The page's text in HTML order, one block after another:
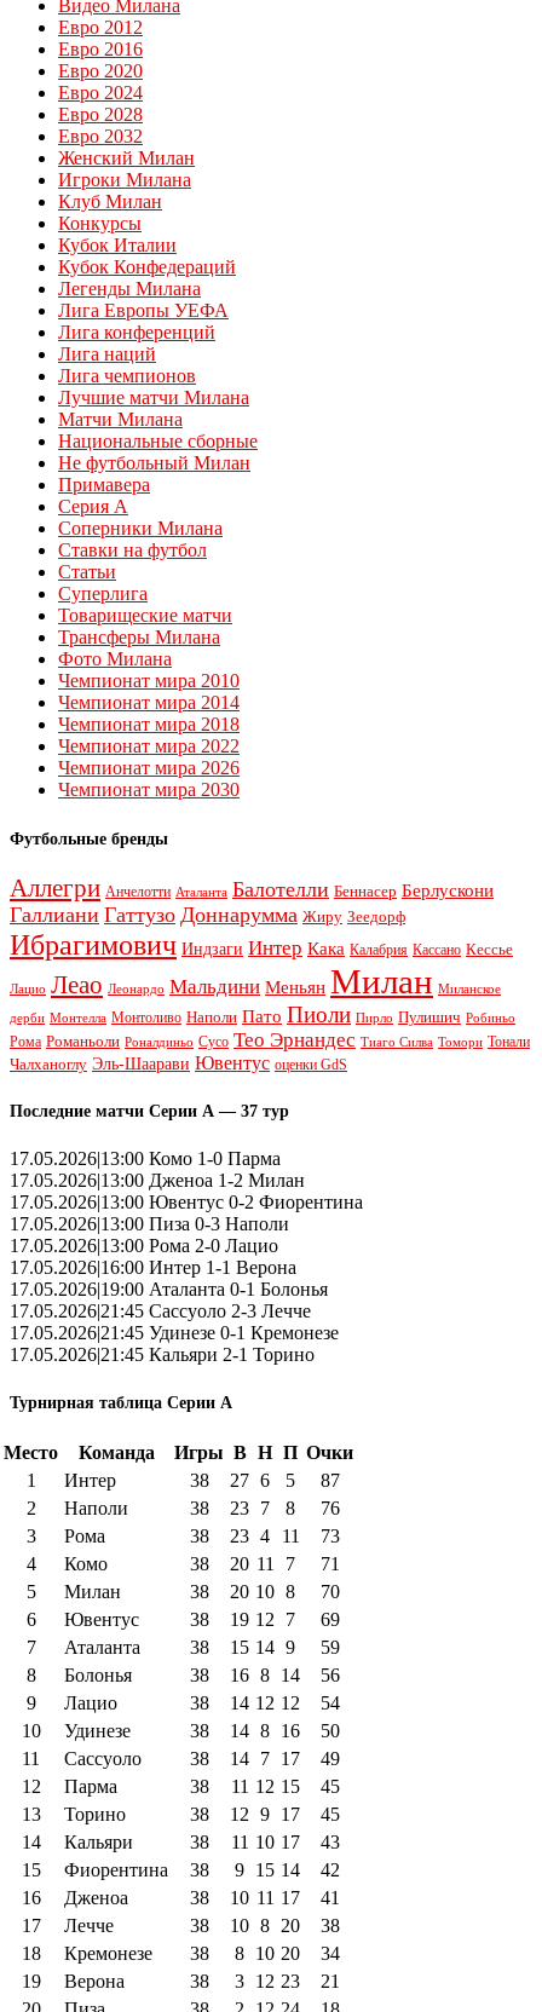
Видео Милана
Евро 2012
Евро 2016
Евро 2020
Евро 2024
Евро 2028
Евро 2032
Женский Милан
Игроки Милана
Клуб Милан
Конкурсы
Кубок Италии
Кубок Конфедераций
Легенды Милана
Лига Европы УЕФА
Лига конференций
Лига наций
Лига чемпионов
Лучшие матчи Милана
Матчи Милана
Национальные сборные
Не футбольный Милан
Примавера
Серия А
Соперники Милана
Ставки на футбол
Статьи
Суперлига
Товарищеские матчи
Трансферы Милана
Фото Милана
Чемпионат мира 2010
Чемпионат мира 2014
Чемпионат мира 2018
Чемпионат мира 2022
Чемпионат мира 2026
Чемпионат мира 2030
Футбольные бренды
Аллегри Анчелотти Аталанта Балотелли Беннасер Берлускони
Галлиани Гаттузо Доннарумма Жиру Зеедорф
Ибрагимович Индзаги Интер Кака Калабрия Кассано Кессье
Лацио Леао Леонардо Мальдини Меньян Милан Миланское
дерби Монтелла Монтоливо Наполи Пато Пиоли Пирло Пулишич Робиньо
Рома Романьоли Роналдиньо Сусо Тео Эрнандес Тиаго Силва Томори Тонали
Чалханоглу Эль-Шаарави Ювентус оценки GdS
Последние матчи Серии А — 37 тур
17.05.2026|13:00 Комо 1-0 Парма
17.05.2026|13:00 Дженоа 1-2 Милан
17.05.2026|13:00 Ювентус 0-2 Фиорентина
17.05.2026|13:00 Пиза 0-3 Наполи
17.05.2026|13:00 Рома 2-0 Лацио
17.05.2026|16:00 Интер 1-1 Верона
17.05.2026|19:00 Аталанта 0-1 Болонья
17.05.2026|21:45 Сассуоло 2-3 Лечче
17.05.2026|21:45 Удинезе 0-1 Кремонезе
17.05.2026|21:45 Кальяри 2-1 Торино
Турнирная таблица Серии А
Место Команда Игры В Н П Очки
1
Интер 38 27 6 5
87
2
Наполи 38 23 7 8
76
3
Рома 38 23 4 11
73
4
Комо 38 20 11 7
71
5
Милан 38 20 10 8
70
6
Ювентус 38 19 12 7
69
7
Аталанта 38 15 14 9
59
8
Болонья 38 16 8 14
56
9
Лацио 38 14 12 12
54
10
Удинезе 38 14 8 16
50
11
Сассуоло 38 14 7 17
49
12
Парма 38 11 12 15
45
13
Торино 38 12 9 17
45
14
Кальяри 38 11 10 17
43
15
Фиорентина 38 9 15 14
42
16
Дженоа 38 10 11 17
41
17
Лечче 38 10 8 20
38
18
Кремонезе 38 8 10 20
34
19
Верона 38 3 12 23
21